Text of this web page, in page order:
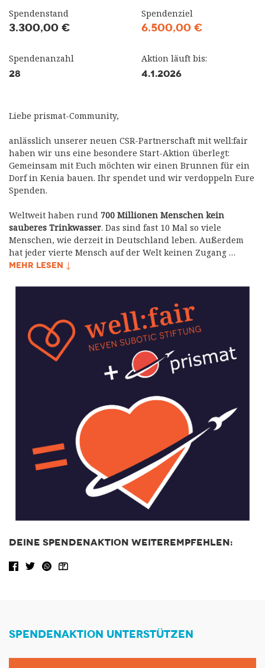
Spendenstand
3.300,00 €
Spendenziel
6.500,00 €
Spendenanzahl
28
Aktion läuft bis:
4.1.2026
Liebe prismat-Community,
anlässlich unserer neuen CSR-Partnerschaft mit well:fair
haben wir uns eine besondere Start-Aktion überlegt:
Gemeinsam mit Euch möchten wir einen Brunnen für ein
Dorf in Kenia bauen. Ihr spendet und wir verdoppeln Eure
Spenden.
Weltweit haben rund 700 Millionen Menschen kein
sauberes Trinkwasser. Das sind fast 10 Mal so viele
Menschen, wie derzeit in Deutschland leben. Außerdem
hat jeder vierte Mensch auf der Welt keinen Zugang …
MEHR LESEN ↓
DEINE SPENDENAKTION WEITEREMPFEHLEN:
Facebook share
SPENDENAKTION UNTERSTÜTZEN